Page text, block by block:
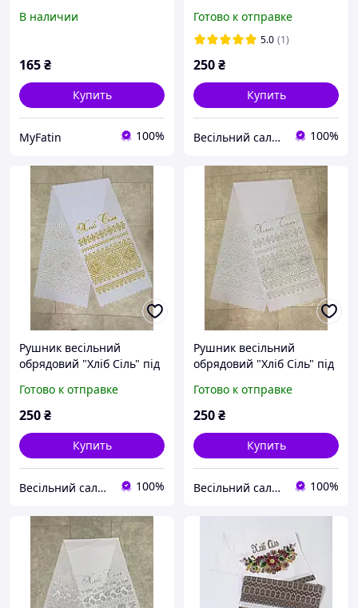
В наличии
165₴
Купить
MyFatin 100%
напиленням
Готово к отправке
5.0 (1)
250₴
Купить
Весільний салон «Ніколь» 100%
Рушник весільний
обрядовий "Хліб Сіль" під
напиленням (орнамент)
Готово к отправке
250₴
Купить
Весільний салон «Ніколь» 100%
Рушник весільний
обрядовий "Хліб Сіль" під
напиленням (орнамент)
Готово к отправке
250₴
Купить
Весільний салон «Ніколь» 100%